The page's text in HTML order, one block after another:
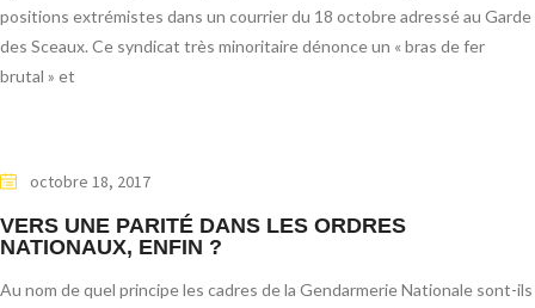
positions extrémistes dans un courrier du 18 octobre adressé au Garde
des Sceaux. Ce syndicat très minoritaire dénonce un « bras de fer
brutal » et
octobre 18, 2017
VERS UNE PARITÉ DANS LES ORDRES
NATIONAUX, ENFIN ?
Au nom de quel principe les cadres de la Gendarmerie Nationale sont-ils